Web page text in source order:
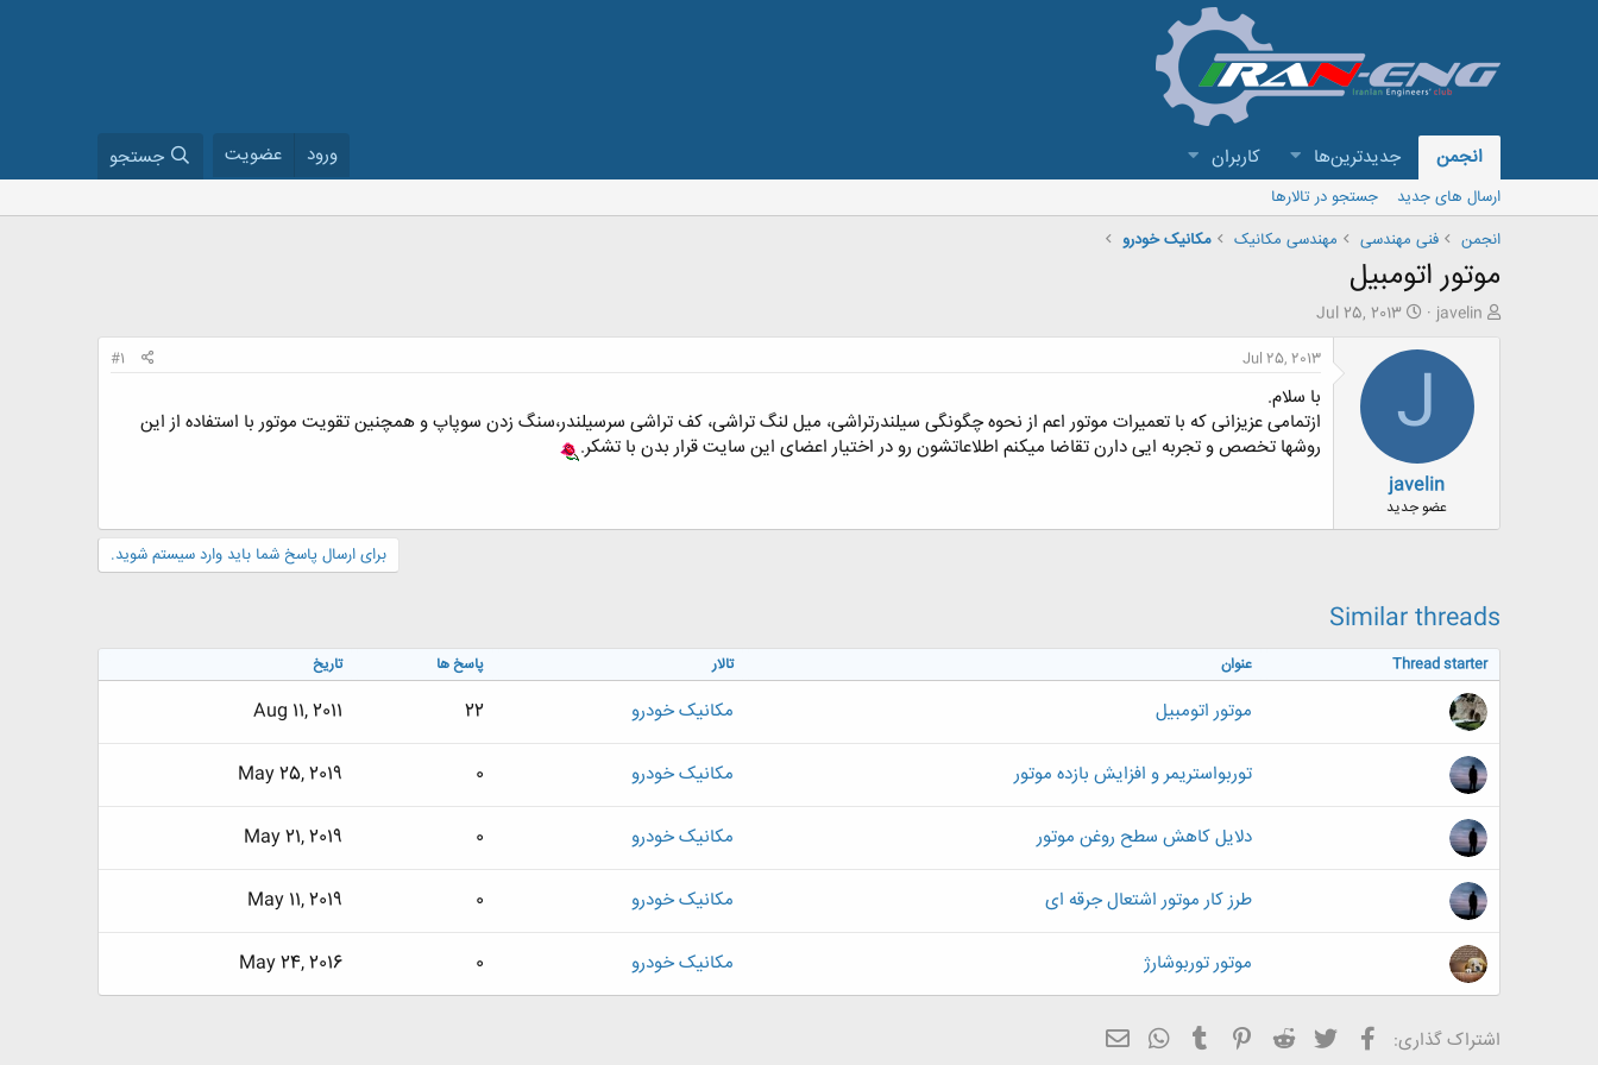
انجمن جدیدترین‌ها کاربران ورود عضویت جستجو
ارسال های جدید
جستجو در تالارها
انجمن
فنی مهندسی مهندسی مکانیک مکانیک خودرو
موتور اتومبیل
ش
و
javelin
ت
ر
ش
و
ع
Jul 25, 2013
J
javelin
عضو جدید
Jul 25, 2013
#1
با سلام.
ازتمامی عزیزانی که با تعمیرات موتور اعم از نحوه چگونگی سیلندرتراشی، میل لنگ تراشی، کف تراشی سرسیلندر،سنگ زدن سوپاپ و همچنین تقویت موتور با استفاده از این
روشها تخصص و تجربه ایی دارن تقاضا میکنم اطلاعاتشون رو در اختیار اعضای این سایت قرار بدن با تشکر.
برای ارسال پاسخ شما باید وارد سیستم شوید.
Similar threads
Thread starter عنوان تالار پاسخ ها تاریخ
موتور اتومبیل مکانیک خودرو 22
Aug 11, 2011
توربواستریمر و افزایش بازده موتور مکانیک خودرو 0
May 25, 2019
دلایل کاهش سطح روغن موتور مکانیک خودرو 0
May 21, 2019
طرز کار موتور اشتعال جرقه ای مکانیک خودرو 0
May 11, 2019
موتور توربوشارژ مکانیک خودرو 0
May 24, 2016
اشتراک گذاری: فیسبوکتویتر Reddit
Pinterest
Tumblr
WhatsApp